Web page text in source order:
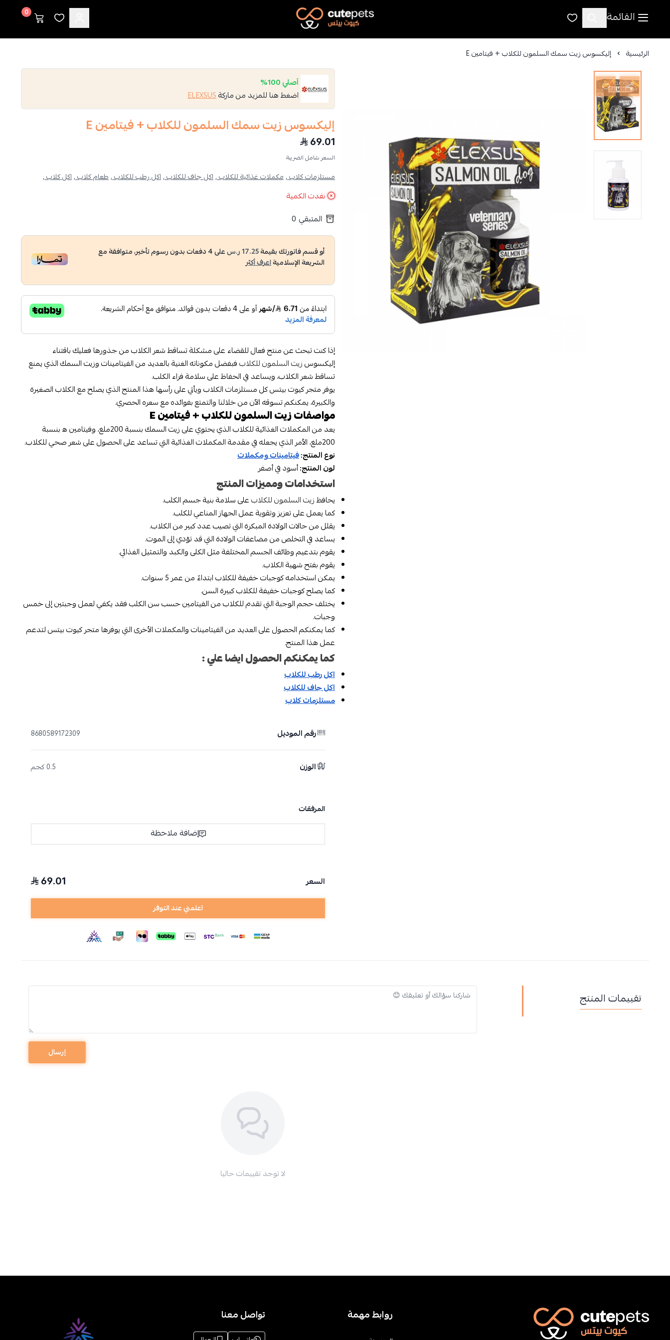
القائمة Cutepets
0
الرئيسية إليكسوس زيت سمك السلمون للكلاب + فيتامين E
أصلي 100%
اضغط هنا للمزيد من ماركةELEXSUS
إليكسوس زيت سمك السلمون للكلاب + فيتامين E
69.01
السعر شامل الضريبة
مستلزمات كلاب ,مكملات غذائية للكلاب ,اكل جاف للكلاب ,اكل رطب للكلاب ,طعام كلاب ,اكل كلاب ,
نفدت الكمية
المتبقي 0
أو قسم فاتورتك بقيمة17.25 ر.س على4دفعات بدون رسوم تأخير، متوافقة مع
الشريعة الإسلاميةاعرف أكثر
إذا كنت تبحث عن منتج فعال للقضاء على مشكلة تساقط شعر الكلاب من جذورها فعليك باقتناء
إليكسوسزيت السلمون للكلابفبفضل مكوناته الغنية بالعديد من الفيتامينات وزيت السمك الذي يمنع
تساقط شعر الكلاب، ويساعد في الحفاظ على سلامة فراء الكلب.
يوفر متجر كيوت بيتس كل مستلزمات الكلاب ويأتي على رأسها هذا المنتج الذي يصلح مع الكلاب الصغيرة
والكبيرة، يمكنكم تسوقه الآن من خلالنا والتمتع بفوائده مع سعره الحصري.
مواصفات زيت السلمون للكلاب + فيتامين E
يعد من المكملات الغذائية للكلاب الذي يحتوي على زيت السمك بنسبة 200ملغ، وفيتامين ه‍ بنسبة
200ملغ، الأمر الذي يجعله في مقدمة المكملات الغذائية التي تساعد على الحصول على شعر صحي للكلاب.
نوع المنتج:فيتامينات ومكملات
لون المنتج:أسود في أصفر
استخدامات ومميزات المنتج
يحافظزيت السلمون للكلابعلى سلامة بنية جسم الكلب.
كما يعمل على تعزيز وتقوية عمل الجهاز المناعي للكلب.
يقلل من حالات الولادة المبكرة التي تصيب عدد كبير من الكلاب.
يساعد في التخلص من مضاعفات الولادة التي قد تؤدي إلى الموت.
يقوم بتدعيم وظائف الجسم المختلفة مثل الكلى والكبد والتمثيل الغذائي.
يقوم بفتح شهية الكلاب.
يمكن استخدامه كوجبات خفيفة للكلاب ابتداءً من عمر 5 سنوات.
كما يصلح كوجبات خفيفة للكلاب كبيرة السن.
يختلف حجم الوجبة التي تقدم للكلاب من الفيتامين حسب سن الكلب فقد يكفي لعمل وجبتين إلى خمس
وجبات.
كما يمكنكم الحصول على العديد من الفيتامينات والمكملات الأخرى التي يوفرها متجر كيوت بيتس لتدعم
عمل هذا المنتج.
كما يمكنكم الحصول ايضا علي :
اكل رطب للكلاب
اكل جاف للكلاب
مستلزمات كلاب
رقم الموديل 8680589172309
الوزن 0.5 كجم
المرفقات
إضافة ملاحظة
السعر 69.01
اعلمني عند التوفر
تقييمات المنتج
إرسال
لا توجد تقييمات حاليا
روابط مهمة تواصل معنا